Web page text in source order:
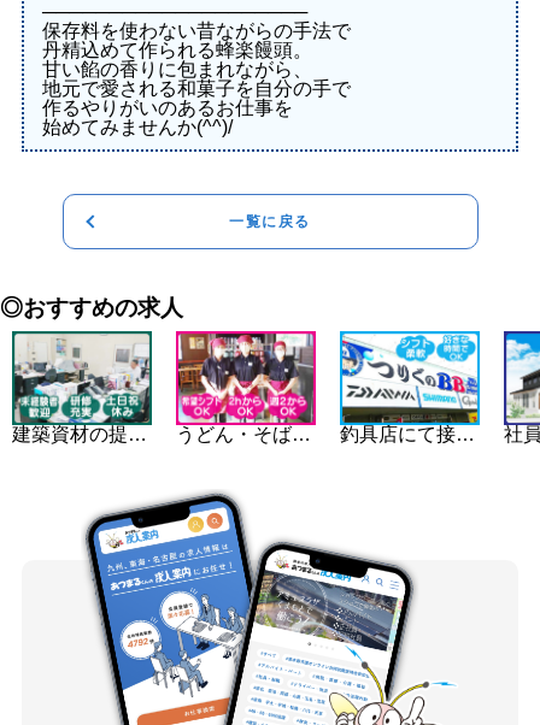
────────────────────
保存料を使わない昔ながらの手法で
丹精込めて作られる蜂楽饅頭。
甘い餡の香りに包まれながら、
地元で愛される和菓子を自分の手で
作るやりがいのあるお仕事を
始めてみませんか(^^)/
一覧に戻る
◎おすすめの求人
建築資材の提案営業スタッフ(鹿児島営業所) うどん・そば屋のホール・キッチンスタッフ 釣具店にて接客・販売